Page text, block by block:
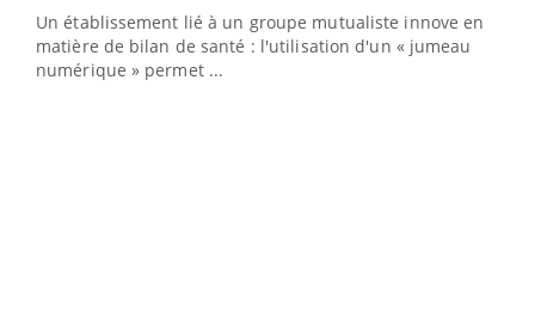
Un établissement lié à un groupe mutualiste innove en
matière de bilan de santé : l'utilisation d'un « jumeau
numérique » permet ...